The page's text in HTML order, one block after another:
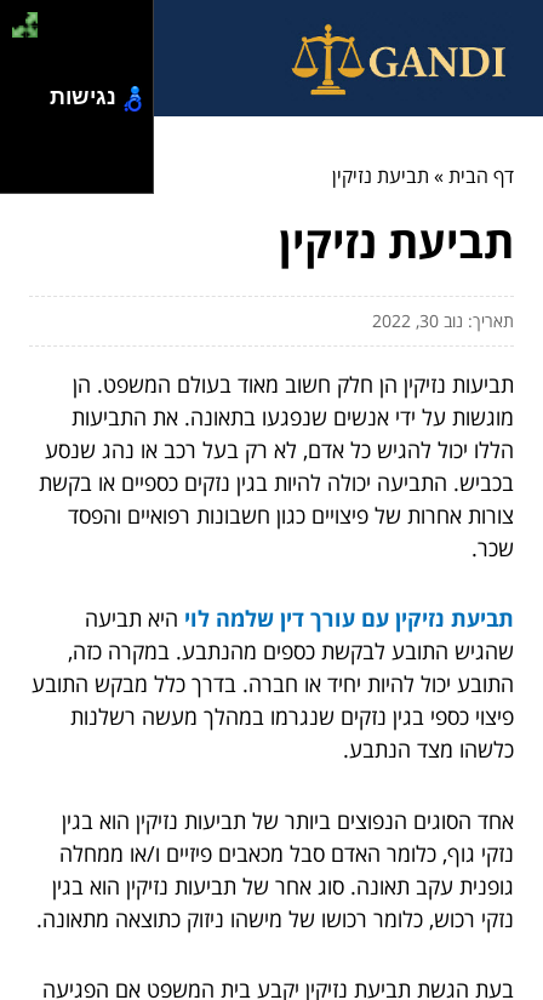
דף הבית» תביעת נזיקין
תביעת נזיקין
תאריך: נוב 30, 2022
תביעות נזיקין הן חלק חשוב מאוד בעולם המשפט. הן
מוגשות על ידי אנשים שנפגעו בתאונה. את התביעות
הללו יכול להגיש כל אדם, לא רק בעל רכב או נהג שנסע
בכביש. התביעה יכולה להיות בגין נזקים כספיים או בקשת
צורות אחרות של פיצויים כגון חשבונות רפואיים והפסד
שכר.
תביעת נזיקין עם עורך דין שלמה לוי היא תביעה
שהגיש התובע לבקשת כספים מהנתבע. במקרה כזה,
התובע יכול להיות יחיד או חברה. בדרך כלל מבקש התובע
פיצוי כספי בגין נזקים שנגרמו במהלך מעשה רשלנות
כלשהו מצד הנתבע.
אחד הסוגים הנפוצים ביותר של תביעות נזיקין הוא בגין
נזקי גוף, כלומר האדם סבל מכאבים פיזיים ו/או ממחלה
גופנית עקב תאונה. סוג אחר של תביעות נזיקין הוא בגין
נזקי רכוש, כלומר רכושו של מישהו ניזוק כתוצאה מתאונה.
בעת הגשת תביעת נזיקין יקבע בית המשפט אם הפגיעה
נגישות